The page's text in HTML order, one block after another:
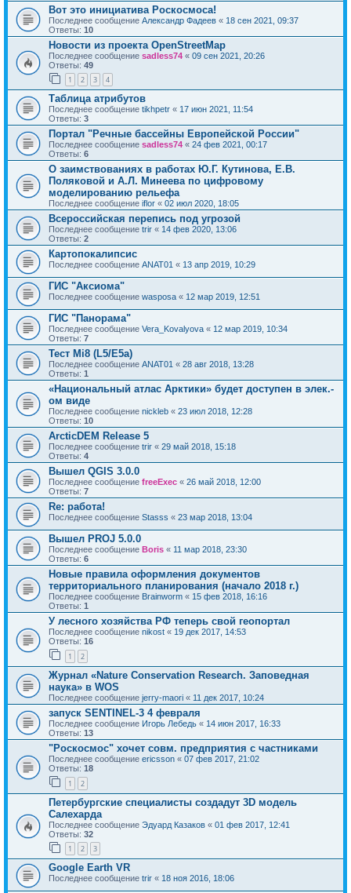
Вот это инициатива Роскосмоса!
Последнее сообщение Александр Фадеев « 18 сен 2021, 09:37
Ответы: 10
Новости из проекта OpenStreetMap
Последнее сообщение sadless74 « 09 сен 2021, 20:26
Ответы: 49
1 2 3 4
Таблица атрибутов
Последнее сообщение tikhpetr « 17 июн 2021, 11:54
Ответы: 3
Портал "Речные бассейны Европейской России"
Последнее сообщение sadless74 « 24 фев 2021, 00:17
Ответы: 6
О заимствованиях в работах Ю.Г. Кутинова, Е.В.
Поляковой и А.Л. Минеева по цифровому
моделированию рельефа
Последнее сообщение iflor « 02 июл 2020, 18:05
Всероссийская перепись под угрозой
Последнее сообщение trir « 14 фев 2020, 13:06
Ответы: 2
Картопокалипсис
Последнее сообщение ANAT01 « 13 апр 2019, 10:29
ГИС "Аксиома"
Последнее сообщение wasposa « 12 мар 2019, 12:51
ГИС "Панорама"
Последнее сообщение Vera_Kovalyova « 12 мар 2019, 10:34
Ответы: 7
Тест Mi8 (L5/E5a)
Последнее сообщение ANAT01 « 28 авг 2018, 13:28
Ответы: 1
«Национальный атлас Арктики» будет доступен в элек.-
ом виде
Последнее сообщение nickleb « 23 июл 2018, 12:28
Ответы: 10
ArcticDEM Release 5
Последнее сообщение trir « 29 май 2018, 15:18
Ответы: 4
Вышел QGIS 3.0.0
Последнее сообщение freeExec « 26 май 2018, 12:00
Ответы: 7
Re: работа!
Последнее сообщение Stasss « 23 мар 2018, 13:04
Вышел PROJ 5.0.0
Последнее сообщение Boris « 11 мар 2018, 23:30
Ответы: 6
Новые правила оформления документов
территориального планирования (начало 2018 г.)
Последнее сообщение Brainworm « 15 фев 2018, 16:16
Ответы: 1
У лесного хозяйства РФ теперь свой геопортал
Последнее сообщение nikost « 19 дек 2017, 14:53
Ответы: 16
1 2
Журнал «Nature Conservation Research. Заповедная
наука» в WOS
Последнее сообщение jerry-maori « 11 дек 2017, 10:24
запуск SENTINEL-3 4 февраля
Последнее сообщение Игорь Лебедь « 14 июн 2017, 16:33
Ответы: 13
"Роскосмос" хочет совм. предприятия с частниками
Последнее сообщение ericsson « 07 фев 2017, 21:02
Ответы: 18
1 2
Петербургские специалисты создадут 3D модель
Салехарда
Последнее сообщение Эдуард Казаков « 01 фев 2017, 12:41
Ответы: 32
1 2 3
Google Earth VR
Последнее сообщение trir « 18 ноя 2016, 18:06